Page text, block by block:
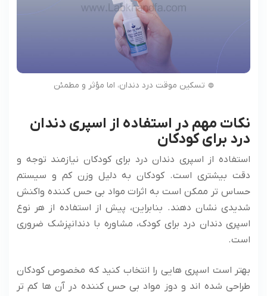
تسکین موقت درد دندان، اما مؤثر و مطمئن
نکات مهم در استفاده از اسپری دندان
درد برای کودکان
استفاده از اسپری دندان درد برای کودکان نیازمند توجه و
دقت بیشتری است. کودکان به دلیل وزن کم و سیستم
حساس ‌تر ممکن است به اثرات مواد بی‌ حس‌ کننده واکنش
شدیدی نشان دهند. بنابراین، پیش از استفاده از هر نوع
اسپری دندان درد برای کودک، مشاوره با دندانپزشک ضروری
است.
بهتر است اسپری ‌هایی را انتخاب کنید که مخصوص کودکان
طراحی شده‌ اند و دوز مواد بی ‌حس‌ کننده در آن‌ ها کم‌ تر